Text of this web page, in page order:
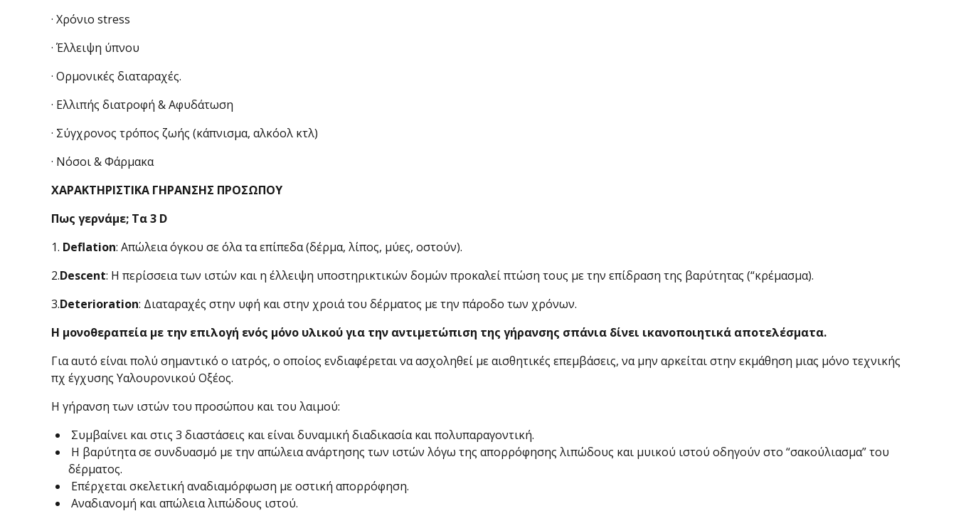
· Χρόνιο stress
· Έλλειψη ύπνου
· Ορμονικές διαταραχές.
· Ελλιπής διατροφή & Αφυδάτωση
· Σύγχρονος τρόπος ζωής (κάπνισμα, αλκόολ κτλ)
· Νόσοι & Φάρμακα
ΧΑΡΑΚΤΗΡΙΣΤΙΚΑ ΓΗΡΑΝΣΗΣ ΠΡΟΣΩΠΟΥ
Πως γερνάμε; Τα 3 D
1. Deflation: Απώλεια όγκου σε όλα τα επίπεδα (δέρμα, λίπος, μύες, οστούν).
2.Descent: Η περίσσεια των ιστών και η έλλειψη υποστηρικτικών δομών προκαλεί πτώση τους με την επίδραση της βαρύτητας (“κρέμασμα).
3.Deterioration: Διαταραχές στην υφή και στην χροιά του δέρματος με την πάροδο των χρόνων.
Η μονοθεραπεία με την επιλογή ενός μόνο υλικού για την αντιμετώπιση της γήρανσης σπάνια δίνει ικανοποιητικά αποτελέσματα.
Για αυτό είναι πολύ σημαντικό ο ιατρός, ο οποίος ενδιαφέρεται να ασχοληθεί με αισθητικές επεμβάσεις, να μην αρκείται στην εκμάθηση μιας μόνο τεχνικής
πχ έγχυσης Υαλουρονικού Οξέος.
Η γήρανση των ιστών του προσώπου και του λαιμού:
Συμβαίνει και στις 3 διαστάσεις και είναι δυναμική διαδικασία και πολυπαραγοντική.
Η βαρύτητα σε συνδυασμό με την απώλεια ανάρτησης των ιστών λόγω της απορρόφησης λιπώδους και μυικού ιστού οδηγούν στο “σακούλιασμα” του
δέρματος.
Επέρχεται σκελετική αναδιαμόρφωση με οστική απορρόφηση.
Αναδιανομή και απώλεια λιπώδους ιστού.